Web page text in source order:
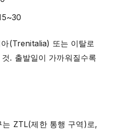
(Trenitalia) 또는 이탈로
. 출발일이 가까워질수록
ZTL(제한 통행 구역)로,